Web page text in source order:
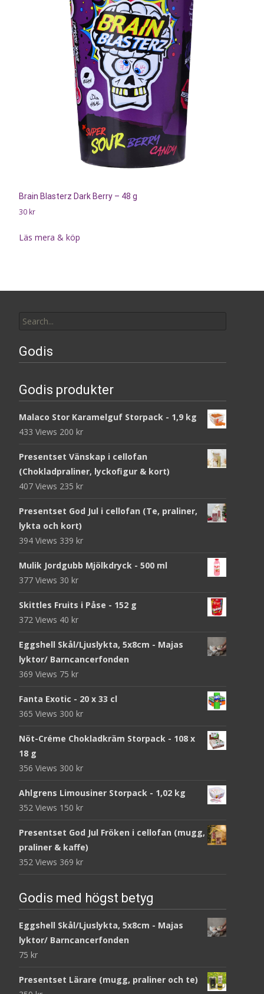
Brain Blasterz Dark Berry – 48 g
30 kr
Läs mera & köp
for:
Godis
Godis produkter
Malaco Stor Karamelguf Storpack - 1,9 kg
433 Views 200 kr
Presentset Vänskap i cellofan
(Chokladpraliner, lyckofigur & kort)
407 Views 235 kr
Presentset God Jul i cellofan (Te, praliner,
lykta och kort)
394 Views 339 kr
Mulik Jordgubb Mjölkdryck - 500 ml
377 Views 30 kr
Skittles Fruits i Påse - 152 g
372 Views 40 kr
Eggshell Skål/Ljuslykta, 5x8cm - Majas
lyktor/ Barncancerfonden
369 Views 75 kr
Fanta Exotic - 20 x 33 cl
365 Views 300 kr
Nöt-Créme Chokladkräm Storpack - 108 x
18 g
356 Views 300 kr
Ahlgrens Limousiner Storpack - 1,02 kg
352 Views 150 kr
Presentset God Jul Fröken i cellofan (mugg,
praliner & kaffe)
352 Views 369 kr
Godis med högst betyg
Eggshell Skål/Ljuslykta, 5x8cm - Majas
lyktor/ Barncancerfonden
75 kr
Presentset Lärare (mugg, praliner och te)